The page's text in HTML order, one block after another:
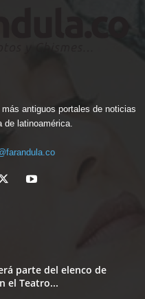
antiguos portales de noticias
latinoamérica.
parte del elenco de
el Teatro...